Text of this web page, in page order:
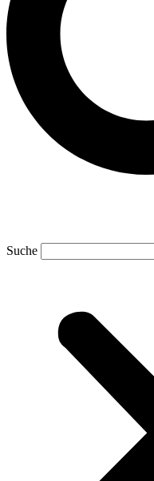
Suche